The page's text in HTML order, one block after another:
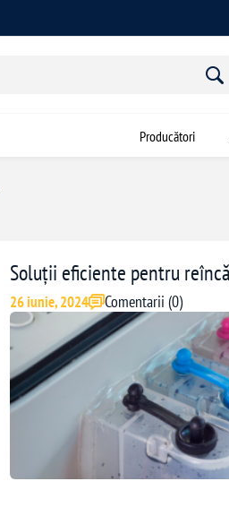
Producători
Soluții eficiente pentru
26 iunie, 2024 Comentarii (0)